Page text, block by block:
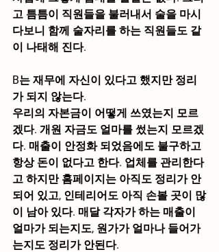
고 틈틈이 직원들을 불러내서 술을 마시
다보니 함께 술자리를 하는 직원들도 같
이 나태해 진다.
B는 재무에 자신이 있다고 했지만 정리
가 되지 않는다.
우리의 자본금이 어떻게 쓰였는지 모르
겠다. 개원 자금도 얼마를 썼는지 모르겠
다. 매출이 안정화 되었음에도 불구하고
항상 돈이 없다고 한다. 업체를 관리한다
고 하지만 홈페이지는 아직도 정리가 안
되어 있고, 인테리어도 아직 손볼 곳이 많
이 남아 있다. 매달 각자가 하는 매출이
얼마가 되는지도, 원가가 얼마나 들어가
는지도 정리가 안된다.